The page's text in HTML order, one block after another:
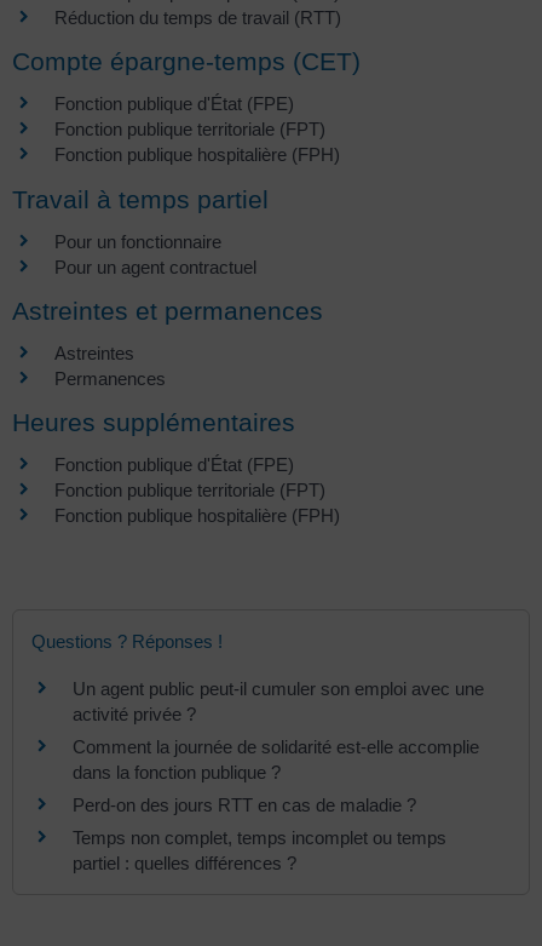
Réduction du temps de travail (RTT)
Compte épargne-temps (CET)
Fonction publique d'État (FPE)
Fonction publique territoriale (FPT)
Fonction publique hospitalière (FPH)
Travail à temps partiel
Pour un fonctionnaire
Pour un agent contractuel
Astreintes et permanences
Astreintes
Permanences
Heures supplémentaires
Fonction publique d'État (FPE)
Fonction publique territoriale (FPT)
Fonction publique hospitalière (FPH)
Questions ? Réponses !
Un agent public peut-il cumuler son emploi avec une
activité privée ?
Comment la journée de solidarité est-elle accomplie
dans la fonction publique ?
Perd-on des jours RTT en cas de maladie ?
Temps non complet, temps incomplet ou temps
partiel : quelles différences ?